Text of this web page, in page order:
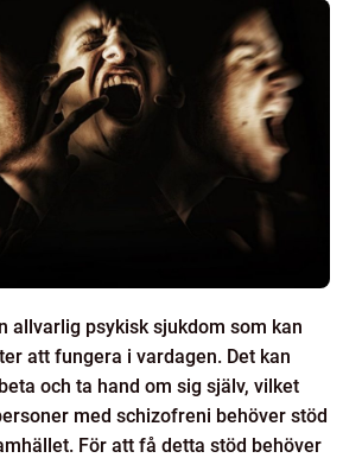
allvarlig psykisk sjukdom som kan
att fungera i vardagen. Det kan
och ta hand om sig själv, vilket
med schizofreni behöver stöd
För att få detta stöd behöver